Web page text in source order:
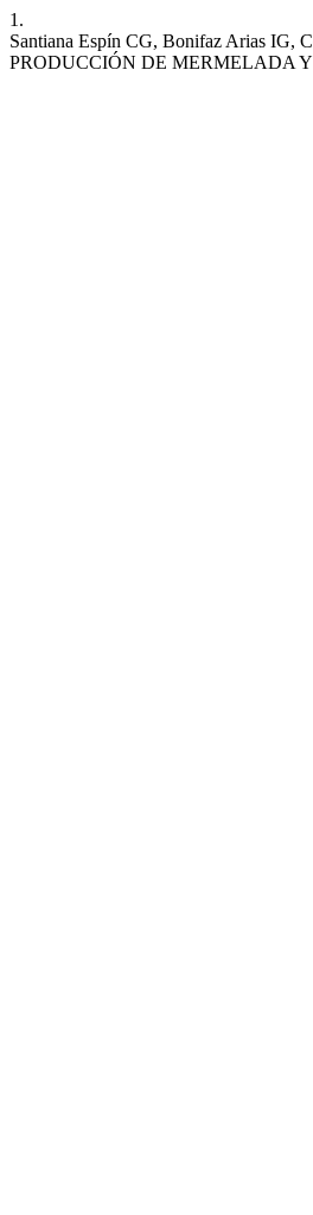
1.
Santiana Espín CG, Bonifaz Arias
PRODUCCIÓN DE MERMELADA